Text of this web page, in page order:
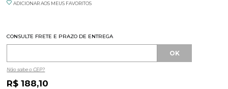
ADICIONAR AOS MEUS FAVORITOS
CONSULTE FRETE E PRAZO DE ENTREGA
Não sabe o CEP?
R$ 188,10